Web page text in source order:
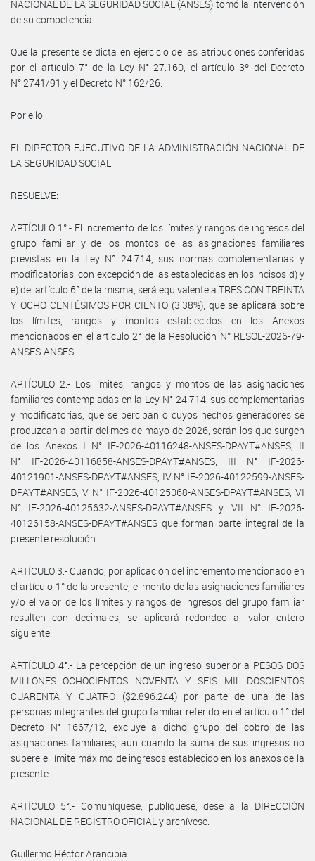
NACIONAL DE LA SEGURIDAD SOCIAL (ANSES) tomó la intervención
de su competencia.
Que la presente se dicta en ejercicio de las atribuciones conferidas
por el artículo 7° de la Ley N° 27.160, el artículo 3º del Decreto
N° 2741/91 y el Decreto N° 162/26.
Por ello,
EL DIRECTOR EJECUTIVO DE LA ADMINISTRACIÓN NACIONAL DE
LA SEGURIDAD SOCIAL
RESUELVE:
ARTÍCULO 1°.- El incremento de los límites y rangos de ingresos del
grupo familiar y de los montos de las asignaciones familiares
previstas en la Ley N° 24.714, sus normas complementarias y
modificatorias, con excepción de las establecidas en los incisos d) y
e) del artículo 6° de la misma, será equivalente a TRES CON TREINTA
Y OCHO CENTÉSIMOS POR CIENTO (3,38%), que se aplicará sobre
los límites, rangos y montos establecidos en los Anexos
mencionados en el artículo 2° de la Resolución N° RESOL-2026-79-
ANSES-ANSES.
ARTÍCULO 2.- Los límites, rangos y montos de las asignaciones
familiares contempladas en la Ley N° 24.714, sus complementarias
y modificatorias, que se perciban o cuyos hechos generadores se
produzcan a partir del mes de mayo de 2026, serán los que surgen
de los Anexos I N° IF-2026-40116248-ANSES-DPAYT#ANSES, II
N° IF-2026-40116858-ANSES-DPAYT#ANSES, III N° IF-2026-
40121901-ANSES-DPAYT#ANSES, IV N° IF-2026-40122599-ANSES-
DPAYT#ANSES, V N° IF-2026-40125068-ANSES-DPAYT#ANSES, VI
N° IF-2026-40125632-ANSES-DPAYT#ANSES y VII N° IF-2026-
40126158-ANSES-DPAYT#ANSES que forman parte integral de la
presente resolución.
ARTÍCULO 3.- Cuando, por aplicación del incremento mencionado en
el artículo 1° de la presente, el monto de las asignaciones familiares
y/o el valor de los límites y rangos de ingresos del grupo familiar
resulten con decimales, se aplicará redondeo al valor entero
siguiente.
ARTÍCULO 4°.- La percepción de un ingreso superior a PESOS DOS
MILLONES OCHOCIENTOS NOVENTA Y SEIS MIL DOSCIENTOS
CUARENTA Y CUATRO ($2.896.244) por parte de una de las
personas integrantes del grupo familiar referido en el artículo 1° del
Decreto N° 1667/12, excluye a dicho grupo del cobro de las
asignaciones familiares, aun cuando la suma de sus ingresos no
supere el límite máximo de ingresos establecido en los anexos de la
presente.
ARTÍCULO 5°.- Comuníquese, publíquese, dese a la DIRECCIÓN
NACIONAL DE REGISTRO OFICIAL y archívese.
Guillermo Héctor Arancibia